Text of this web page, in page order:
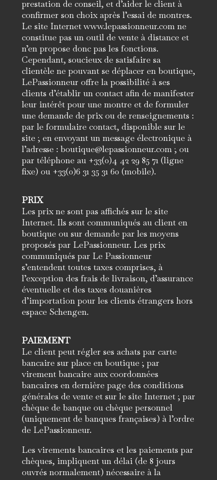
prestation de conseil, et d’aider le client à
confirmer son choix après l’essai de montres.
Le site Internet www.lepassionneur.com ne
constitue pas un outil de vente à distance et
n’en propose donc pas les fonctions.
Cependant, soucieux de satisfaire sa
clientèle ne pouvant se déplacer en boutique,
LePassionneur offre la possibilité à ses
clients d’établir un contact afin de manifester
leur intérêt pour une montre et de formuler
une demande de prix ou de renseignements :
par le formulaire contact, disponible sur le
site ; en envoyant un message électronique à
l’adresse : boutique@lepassionneur.com ; ou
par téléphone au +33(0)4 42 29 85 71 (ligne
fixe) ou +33(0)6 31 35 31 60 (mobile).
PRIX
Les prix ne sont pas affichés sur le site
Internet. Ils sont communiqués au client en
boutique ou sur demande par les moyens
proposés par LePassionneur. Les prix
communiqués par Le Passionneur
s’entendent toutes taxes comprises, à
l’exception des frais de livraison, d’assurance
éventuelle et des taxes douanières
d’importation pour les clients étrangers hors
espace Schengen.
PAIEMENT
Le client peut régler ses achats par carte
bancaire sur place en boutique ; par
virement bancaire aux coordonnées
bancaires en dernière page des conditions
générales de vente et sur le site Internet ; par
chèque de banque ou chèque personnel
(uniquement de banques françaises) à l’ordre
de LePassionneur.
Les virements bancaires et les paiements par
chèques, impliquent un délai (de 8 jours
ouvrés normalement) nécessaire à la